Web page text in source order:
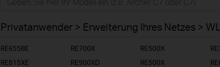
Businessanwender
Service-Provider
Privatanwender > Erweiterung Ihres Netzes >
RE655BE RE700X RE500X
RE815XE
RE900XD RE500X